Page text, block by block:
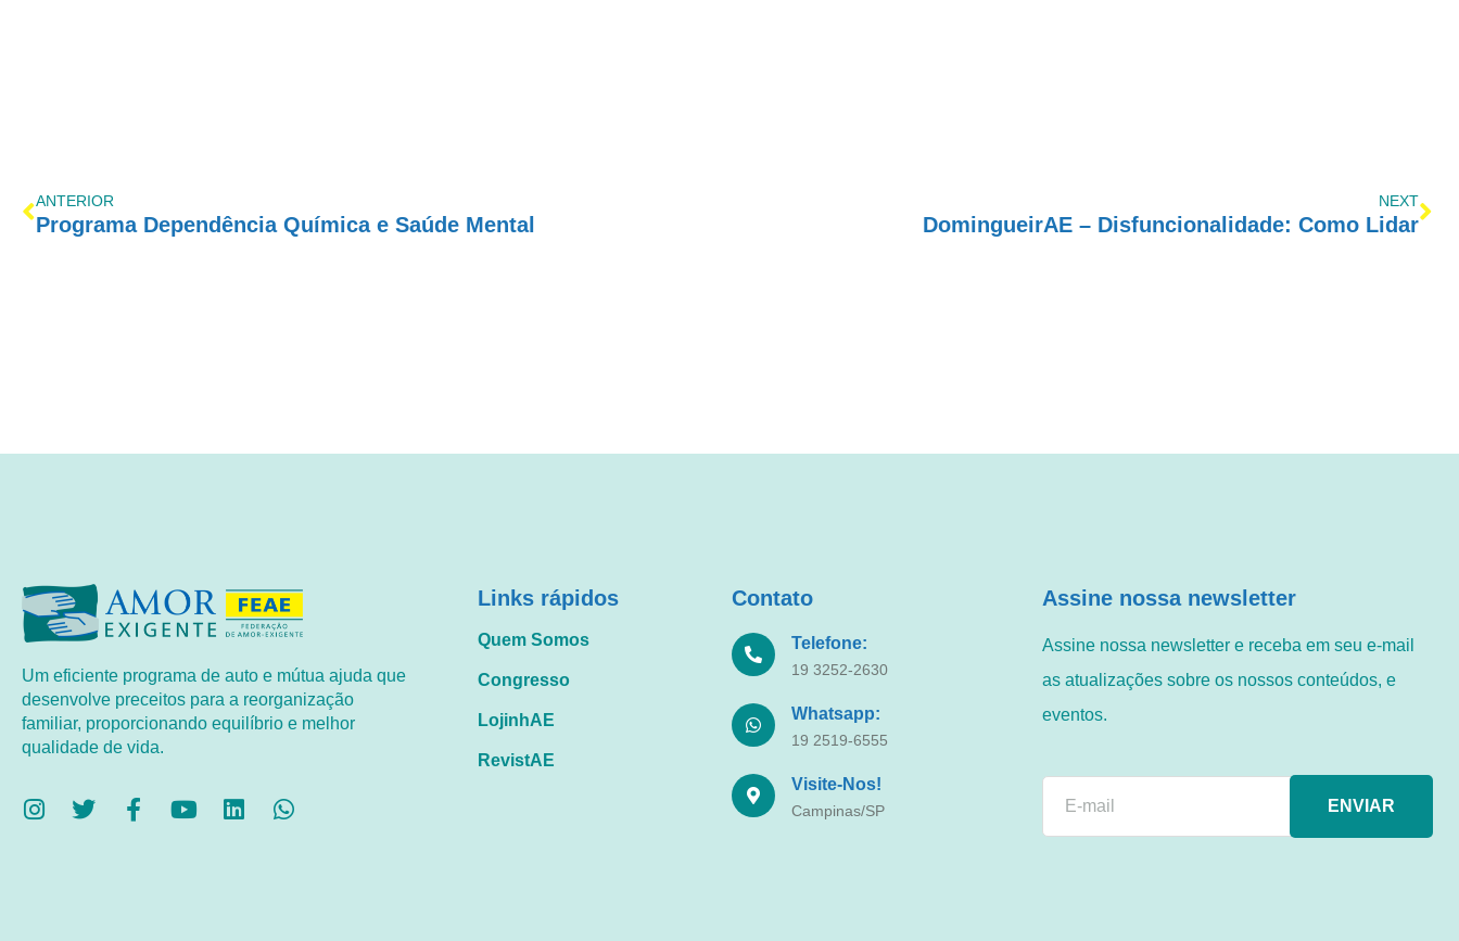
ANTERIOR
Programa Dependência Química e Saúde Mental
NEXT
DomingueirAE – Disfuncionalidade: Como Lidar
Um eficiente programa de auto e mútua ajuda que
desenvolve preceitos para a reorganização
familiar, proporcionando equilíbrio e melhor
qualidade de vida.
Links rápidos
Quem Somos
Congresso
LojinhAE
RevistAE
Contato
Telefone:
19 3252-2630
Whatsapp:
19 2519-6555
Visite-Nos!
Campinas/SP
Assine nossa newsletter
Assine nossa newsletter e receba em seu e-mail
as atualizações sobre os nossos conteúdos, e
eventos.
ENVIAR